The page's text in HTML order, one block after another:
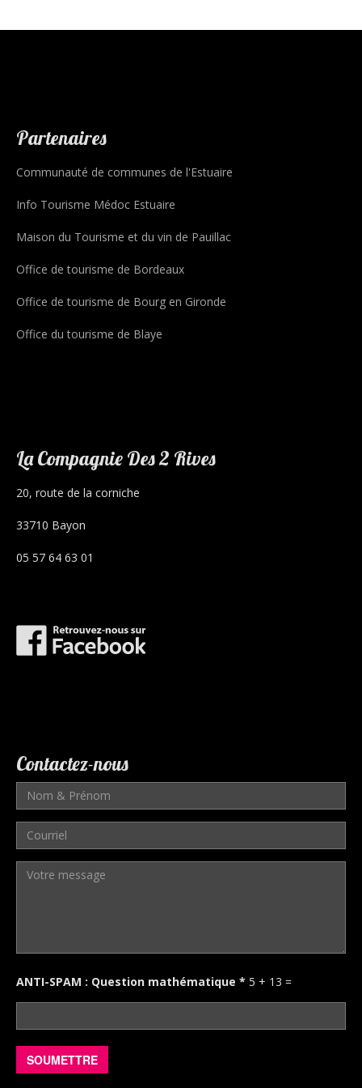
Partenaires
Communauté de communes de l'Estuaire
Info Tourisme Médoc Estuaire
Maison du Tourisme et du vin de Pauillac
Office de tourisme de Bordeaux
Office de tourisme de Bourg en Gironde
Office du tourisme de Blaye
La Compagnie Des 2 Rives
20, route de la corniche
33710 Bayon
05 57 64 63 01
Contactez-nous
Prénom
message
*
ANTI-SPAM : Question mathématique * 5 + 13 =
SOUMETTRE